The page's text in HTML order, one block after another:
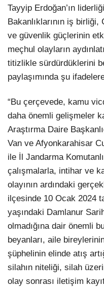
Tayyip Erdoğan’ın
Bakanlıklarının iş birliği,
ve güvenlik güçlerinin
meçhul olayların
titizlikle sürdürdüklerini
paylaşımında şu
“Bu çerçevede, kamu
daha önemli gelişmeler
Araştırma Daire
Van ve Afyonkarahisar
ile İl Jandarma
çalışmalarla, intihar ve
olayının ardındaki
ilçesinde 10 Ocak 2024
yaşındaki Damlanur
olmadığına dair önemli
beyanları, aile
şüphelinin elinde atış
silahın niteliği, silah
olay sonrası iletişim